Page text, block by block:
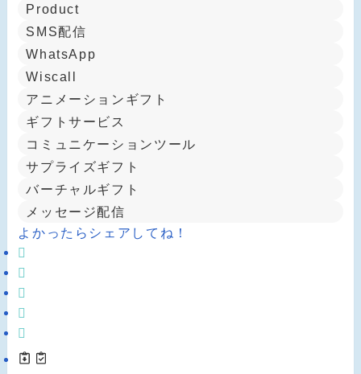
Product
SMS配信
WhatsApp
Wiscall
アニメーションギフト
ギフトサービス
コミュニケーションツール
サプライズギフト
バーチャルギフト
メッセージ配信
よかったらシェアしてね！